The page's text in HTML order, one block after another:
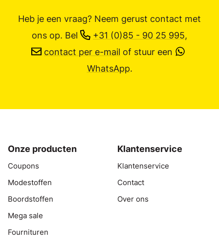
Heb je een vraag? Neem gerust contact met
ons op. Bel +31 (0)85 - 90 25 995,
contact per e-mail of stuur een
WhatsApp.
Onze producten
Coupons
Modestoffen
Boordstoffen
Mega sale
Fournituren
Klantenservice
Klantenservice
Contact
Over ons